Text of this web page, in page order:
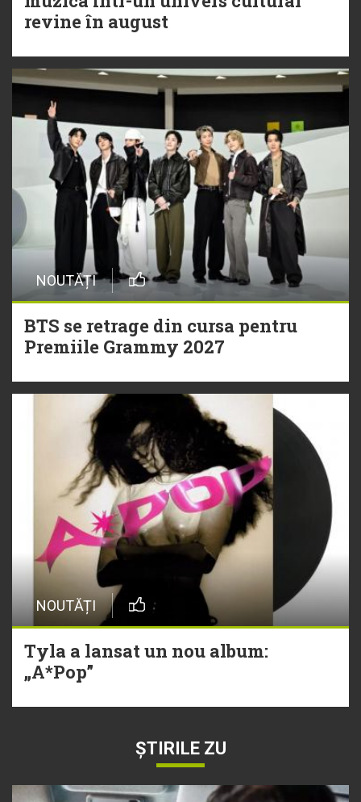
revine în august
NOUTĂȚI
BTS se retrage din cursa pentru
Premiile Grammy 2027
NOUTĂȚI
Tyla a lansat un nou album:
„A*Pop”
ȘTIRILE ZU